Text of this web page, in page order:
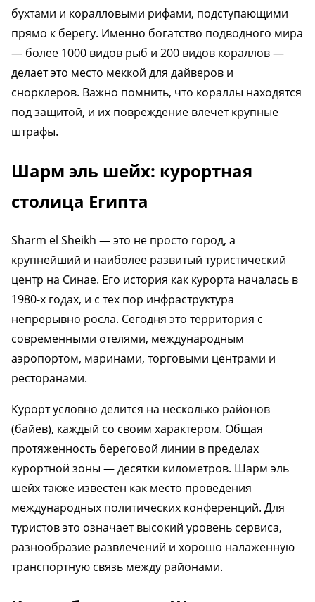
бухтами и коралловыми рифами, подступающими
прямо к берегу. Именно богатство подводного мира
— более 1000 видов рыб и 200 видов кораллов —
делает это место меккой для дайверов и
снорклеров. Важно помнить, что кораллы находятся
под защитой, и их повреждение влечет крупные
штрафы.
Шарм эль шейх: курортная
столица Египта
Sharm el Sheikh — это не просто город, а
крупнейший и наиболее развитый туристический
центр на Синае. Его история как курорта началась в
1980-х годах, и с тех пор инфраструктура
непрерывно росла. Сегодня это территория с
современными отелями, международным
аэропортом, маринами, торговыми центрами и
ресторанами.
Курорт условно делится на несколько районов
(байев), каждый со своим характером. Общая
протяженность береговой линии в пределах
курортной зоны — десятки километров. Шарм эль
шейх также известен как место проведения
международных политических конференций. Для
туристов это означает высокий уровень сервиса,
разнообразие развлечений и хорошо налаженную
транспортную связь между районами.